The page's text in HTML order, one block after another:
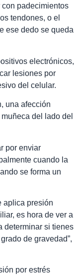
padecimientos
tendones, o el
ese dedo se queda
electrónicos,
lesiones por
del celular.
una afección
del lado del
por enviar
cuando la
se forma un
aplica presión
es hora de ver a
determinar si tienes
de gravedad”,
por estrés